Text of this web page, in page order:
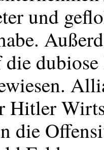
und
Hitler
die